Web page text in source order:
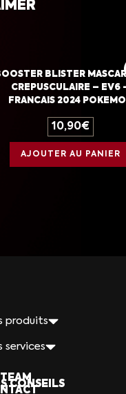
BLISTER
CREPUSCULAIRE – EV6
FRANCAIS 2024
10,90€
AJOUTER AU PANIER
produits
services
CONSEILS